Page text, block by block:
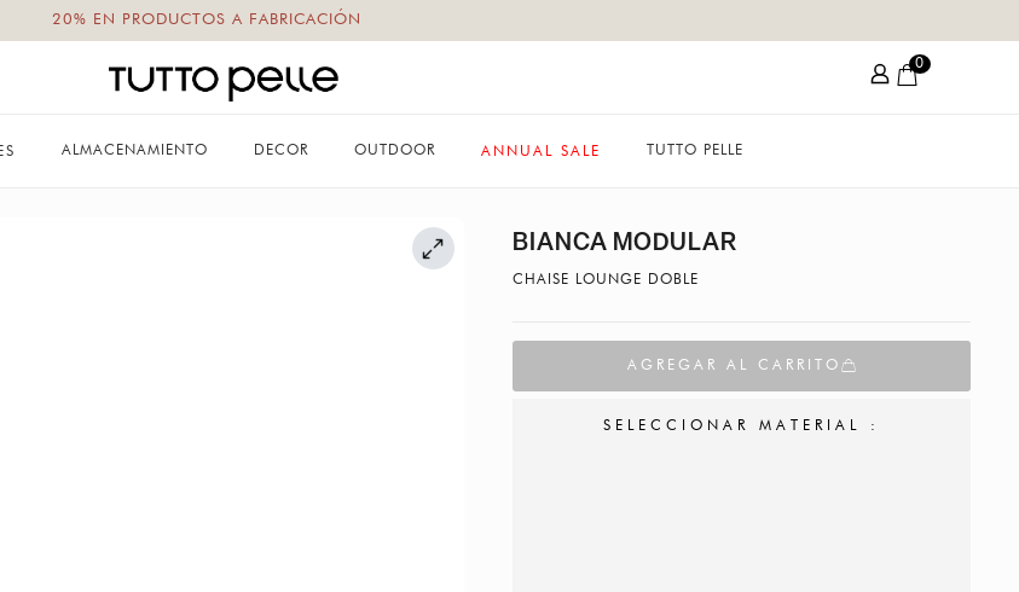
20% EN PRODUCTOS A FABRICACIÓN
0
ALMACENAMIENTO DECOR OUTDOOR ANNUAL SALE TUTTO PELLE
BIANCA MODULAR
CHAISE LOUNGE DOBLE
AGREGAR AL CARRITO
SELECCIONAR MATERIAL :